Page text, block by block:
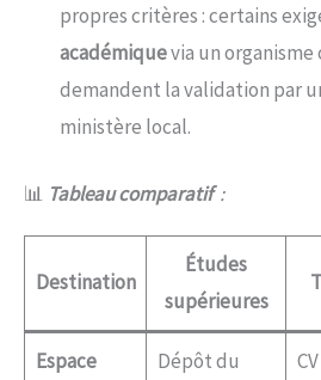
propres critères : certains
académiquevia un
demandent la validation par
ministère local.
📊 Tableau comparatif:
Destination
Études
supérieures
Espace
Dépôt du